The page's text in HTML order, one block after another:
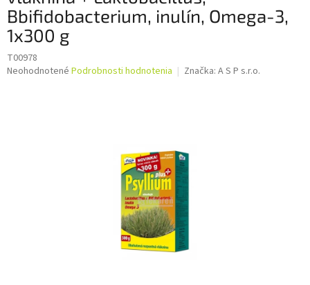
Bbifidobacterium, inulín, Omega-3,
1x300 g
T00978
Priemerné
Neohodnotené Podrobnosti hodnotenia Značka: A S P s.r.o.